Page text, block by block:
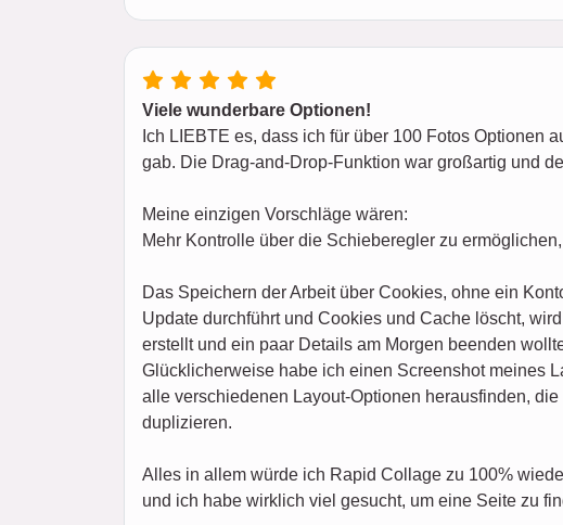
Viele wunderbare Optionen!
Ich LIEBTE es, dass ich für über 100 Fotos Optionen
gab. Die Drag-and-Drop-Funktion war großartig und
Meine einzigen Vorschläge wären:
Mehr Kontrolle über die Schieberegler zu
Das Speichern der Arbeit über Cookies, ohne ein
Update durchführt und Cookies und Cache löscht,
erstellt und ein paar Details am Morgen beenden
Glücklicherweise habe ich einen Screenshot meines
alle verschiedenen Layout-Optionen herausfinden,
duplizieren.
Alles in allem würde ich Rapid Collage zu 100%
und ich habe wirklich viel gesucht, um eine Seite zu